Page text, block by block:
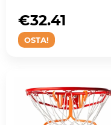
OSTA!
€32.41